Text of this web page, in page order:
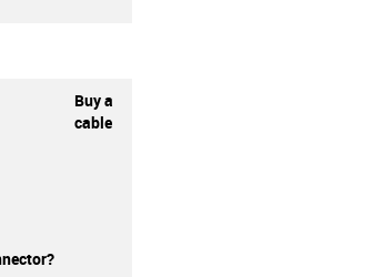
Buy a
cable